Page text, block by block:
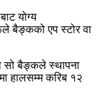
योग्य
बैङ्कको एप स्टोर वा
सो बैङ्कले स्थापना
हालसम्म करिब १२